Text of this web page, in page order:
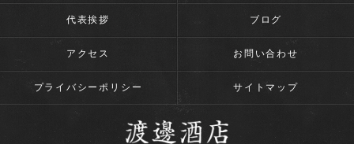
代表挨拶 ブログ
アクセス お問い合わせ
プライバシーポリシー サイトマップ